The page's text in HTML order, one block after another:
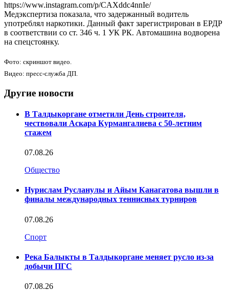
https://www.instagram.com/p/CAXddc4nnIe/
Медэкспертиза показала, что задержанный водитель
употреблял наркотики. Данный факт зарегистрирован в ЕРДР
в соответствии со ст. 346 ч. 1 УК РК. Автомашина водворена
на спецстоянку.
Фото: скриншот видео.
Видео: пресс-служба ДП.
Другие новости
В Талдыкоргане отметили День строителя,
чествовали Аскара Курмангалиева с 50-летним
стажем
07.08.26
Общество
Нурислам Русланулы и Айым Канагатова вышли в
финалы международных теннисных турниров
07.08.26
Спорт
Река Балыкты в Талдыкоргане меняет русло из-за
добычи ПГС
07.08.26